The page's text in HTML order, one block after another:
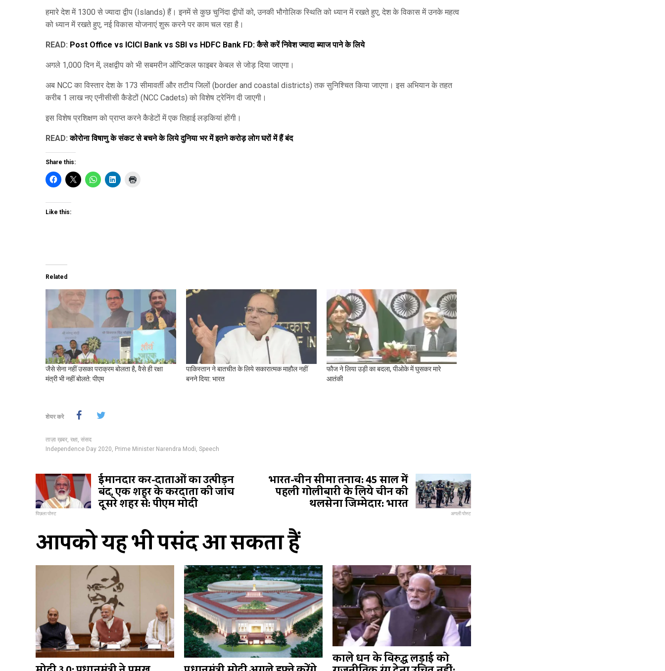
हमारे देश में 1300 से ज्यादा द्वीप (Islands) हैं। इनमें से कुछ चुनिंदा द्वीपों को, उनकी भौगोलिक स्थिति को ध्यान में रखते हुए, देश के विकास में उनके महत्व
को ध्यान में रखते हुए, नई विकास योजनाएं शुरू करने पर काम चल रहा है।
READ: Post Office vs ICICI Bank vs SBI vs HDFC Bank FD: कैसे करें निवेश ज्यादा ब्याज पाने के लिये
अगले 1,000 दिन में, लक्षद्वीप को भी सबमरीन ऑप्टिकल फाइबर केबल से जोड़ दिया जाएगा।
अब NCC का विस्तार देश के 173 सीमावर्ती और तटीय जिलों (border and coastal districts) तक सुनिश्चित किया जाएगा। इस अभियान के तहत
करीब 1 लाख नए एनीसीसी कैडेटों (NCC Cadets) को विशेष ट्रेनिंग दी जाएगी।
इस विशेष प्रशिक्षण को प्राप्त करने कैडेटों में एक तिहाई लड़कियां होंगी।
READ:कोरोना विषाणु के संकट से बचने के लिये दुनिया भर में इतने करोड़ लोग घरों में हैं बंद
Share this:
Like this:
Related
जैसे सेना नहीं उसका पराक्रम बोलता है, वैसे ही रक्षा
मंत्री भी नहीं बोलते: पीएम
पाकिस्तान ने बातचीत के लिये सकारात्मक माहौल नहीं
बनने दिया: भारत
फौज ने लिया उड़ी का बदला, पीओके में घुसकर मारे
आतंकी
शेयर करे
ताज़ा ख़बर, रक्षा, संसद
Independence Day 2020, Prime Minister Narendra Modi, Speech
ईमानदार कर-दाताओं का उत्पीड़न
बंद, एक शहर के करदाता की जांच
दूसरे शहर से: पीएम मोदी
पिछला पोस्ट
भारत-चीन सीमा तनाव: 45 साल में
पहली गोलीबारी के लिये चीन की
थलसेना जिम्मेदार: भारत अगली पोस्ट
आपको यह भी पसंद आ सकता हैं
काले धन के विरुद्ध लड़ाई को